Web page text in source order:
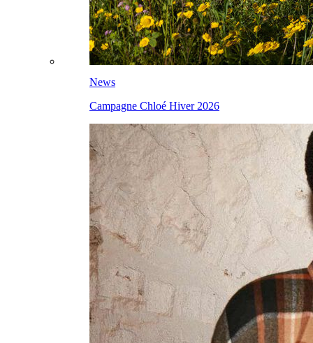
News
Campagne Chloé Hiver 2026